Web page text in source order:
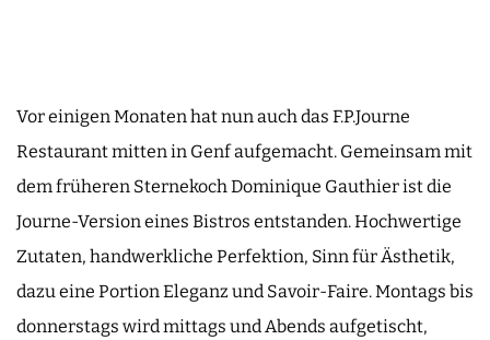
Vor einigen Monaten hat nun auch das F.P.Journe
Restaurant mitten in Genf aufgemacht. Gemeinsam mit
dem früheren Sternekoch Dominique Gauthier ist die
Journe-Version eines Bistros entstanden. Hochwertige
Zutaten, handwerkliche Perfektion, Sinn für Ästhetik,
dazu eine Portion Eleganz und Savoir-Faire. Montags bis
donnerstags wird mittags und Abends aufgetischt,